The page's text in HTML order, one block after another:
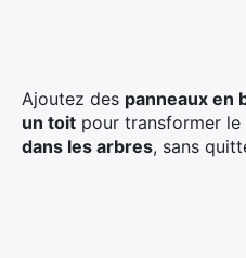
Ajoutez des panneaux en
un toit pour transformer le
dans les arbres, sans